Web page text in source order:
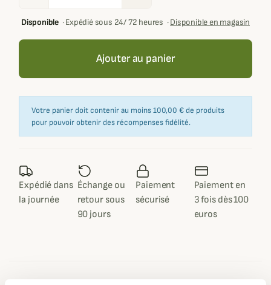
Disponible·Expédié sous 24/ 72 heures ·Disponible en magasin
Ajouter au panier
Votre panier doit contenir au moins 100,00 € de produits
pour pouvoir obtenir des récompenses fidélité.
Expédié dans
la journée
Échange ou
retour sous
90 jours
Paiement
sécurisé
Paiement en
3 fois dès 100
euros